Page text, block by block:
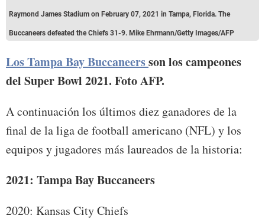
Raymond James Stadium on February 07, 2021 in Tampa, Florida. The
Buccaneers defeated the Chiefs 31-9. Mike Ehrmann/Getty Images/AFP
Los Tampa Bay Buccaneersson los campeones
del Super Bowl 2021. Foto AFP.
A continuación los últimos diez ganadores de la
final de la liga de football americano (NFL) y los
equipos y jugadores más laureados de la historia:
2021: Tampa Bay Buccaneers
2020: Kansas City Chiefs